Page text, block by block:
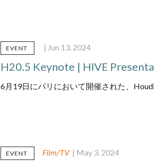
EVENT | Jun 13. 2024
H20.5 Keynote | HIVE
6月19日にパリにおいて開催された、
EVENT Film/TV | May 3. 2024